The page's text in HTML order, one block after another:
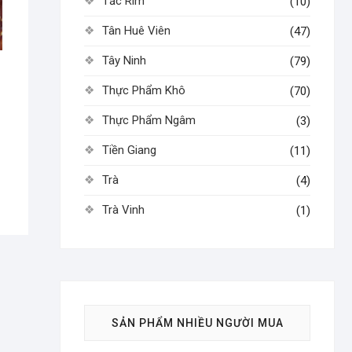
Tân Huê Viên (47)
Tây Ninh (79)
Thực Phẩm Khô (70)
Thực Phẩm Ngâm (3)
Tiền Giang (11)
Trà (4)
Trà Vinh (1)
SẢN PHẨM NHIỀU NGƯỜI MUA